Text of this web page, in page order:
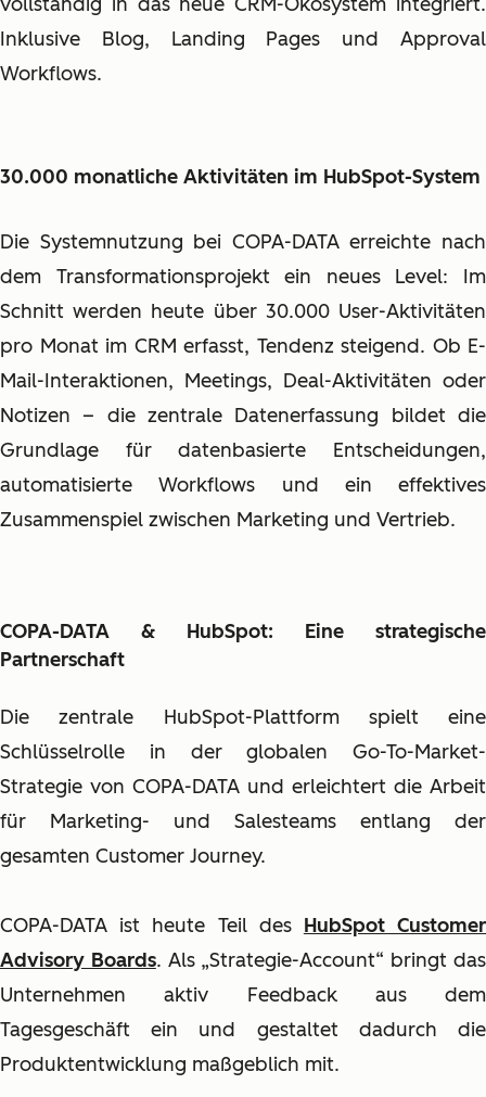
Inklusive Blog, Landing Pages und Approval
Workflows.
30.000 monatliche Aktivitäten im HubSpot-System
Die Systemnutzung bei COPA-DATA erreichte nach
dem Transformationsprojekt ein neues Level: Im
Schnitt werden heute über 30.000 User-Aktivitäten
pro Monat im CRM erfasst, Tendenz steigend. Ob E-
Mail-Interaktionen, Meetings, Deal-Aktivitäten oder
Notizen – die zentrale Datenerfassung bildet die
Grundlage für datenbasierte Entscheidungen,
automatisierte Workflows und ein effektives
Zusammenspiel zwischen Marketing und Vertrieb.
COPA-DATA & HubSpot: Eine strategische
Partnerschaft
Die zentrale HubSpot-Plattform spielt eine
Schlüsselrolle in der globalen Go-To-Market-
Strategie von COPA-DATA und erleichtert die Arbeit
für Marketing- und Salesteams entlang der
gesamten Customer Journey.
COPA-DATA ist heute Teil des HubSpot Customer
Advisory Boards. Als „Strategie-Account“ bringt das
Unternehmen aktiv Feedback aus dem
Tagesgeschäft ein und gestaltet dadurch die
Produktentwicklung maßgeblich mit.